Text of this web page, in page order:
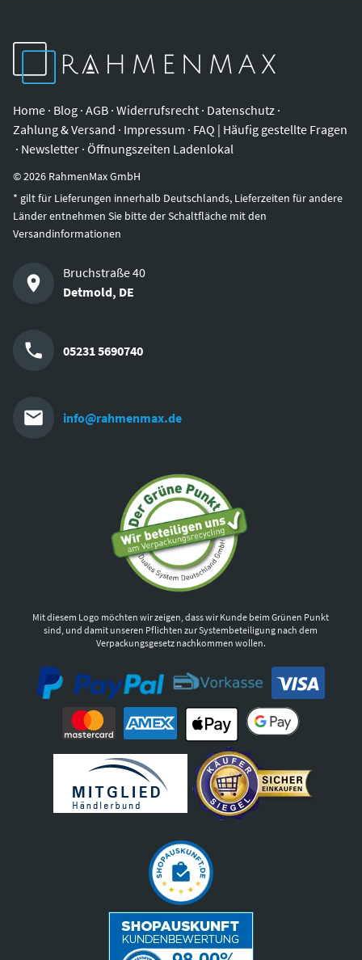
Home · Blog · AGB · Widerrufsrecht · Datenschutz ·
Zahlung & Versand · Impressum · FAQ | Häufig gestellte Fragen
· Newsletter · Öffnungszeiten Ladenlokal
©2026 RahmenMax GmbH
* gilt für Lieferungen innerhalb Deutschlands, Lieferzeiten für andere
Länder entnehmen Sie bitte der Schaltfläche mit den
Versandinformationen
Bruchstraße 40
Detmold, DE
05231 5690740
info@rahmenmax.de
Mit diesem Logo möchten wir zeigen, dass wir Kunde beim Grünen Punkt
sind, und damit unseren Pflichten zur Systembeteiligung nach dem
Verpackungsgesetz nachkommen wollen.